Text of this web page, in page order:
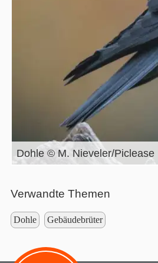
Dohle © M. Nieveler/Piclease
Verwandte Themen
Dohle Gebäudebrüter